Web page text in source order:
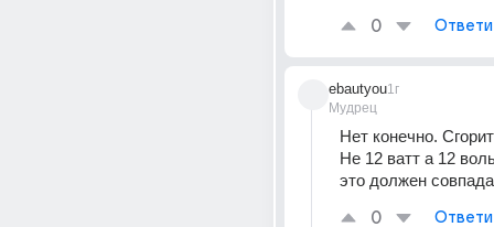
0
ebautyou
Мудрец
1г
Нет конечно.
Не 12 ватт а 12
это должен
0